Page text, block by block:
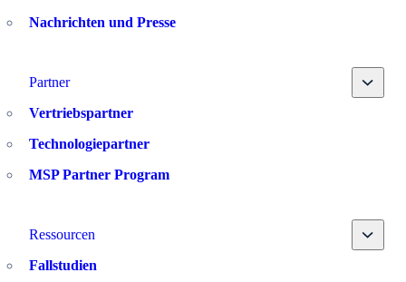
Nachrichten und Presse
Partner Toggle
Vertriebspartner
Technologiepartner
MSP Partner Program
Ressourcen Toggle
Fallstudien